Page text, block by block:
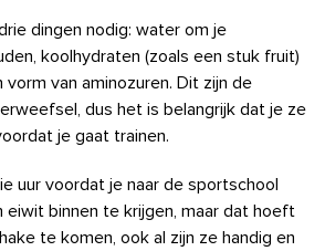
dingen nodig: water om je
koolhydraten (zoals een stuk fruit)
van aminozuren. Dit zijn de
dus het is belangrijk dat je ze
je gaat trainen.
uur voordat je naar de sportschool
binnen te krijgen, maar dat hoeft
te komen, ook al zijn ze handig en